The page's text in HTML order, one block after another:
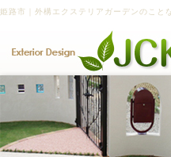
姫路市｜外構エクステリアガーデンのこと